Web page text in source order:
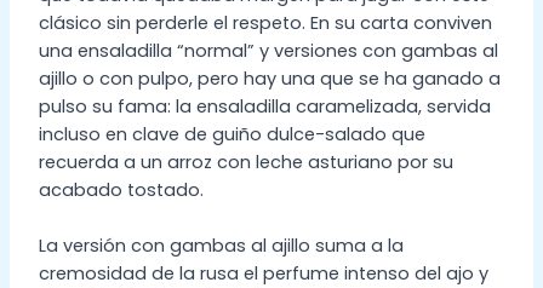
clásico sin perderle el respeto. En su carta conviven
una ensaladilla “normal” y versiones con gambas al
ajillo o con pulpo, pero hay una que se ha ganado a
pulso su fama: la ensaladilla caramelizada, servida
incluso en clave de guiño dulce-salado que
recuerda a un arroz con leche asturiano por su
acabado tostado.
La versión con gambas al ajillo suma a la
cremosidad de la rusa el perfume intenso del ajo y